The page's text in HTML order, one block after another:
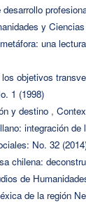
desarrollo
y
una
objetivos
1 (1998)
y destino ,
integración
No. 32
chilena:
de
de la región